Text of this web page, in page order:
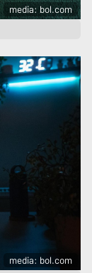
media: bol.com
media: bol.com